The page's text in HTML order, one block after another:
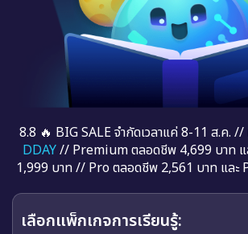
8.8 🔥 BIG SALE จำกัดเวลาแค่ 8-11 ส.ค.
DDAY// Premium ตลอดชีพ 4,699 บาท
1,999 บาท // Pro ตลอดชีพ 2,561 บาท และ
เลือกแพ็กเกจการเรียนรู้: